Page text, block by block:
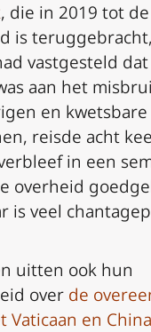
, die in 2019 tot de
is
vastgesteld
aan het
en kwetsbare
reisde acht
in een
overheid
is veel
uitten ook hun
over de
Vaticaan en China